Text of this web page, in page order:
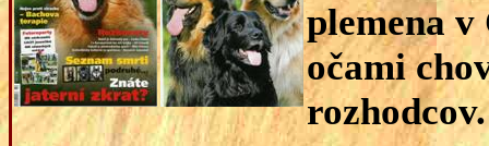
plemena v
očami
rozhodcov.